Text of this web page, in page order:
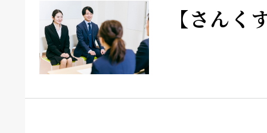
【さんく